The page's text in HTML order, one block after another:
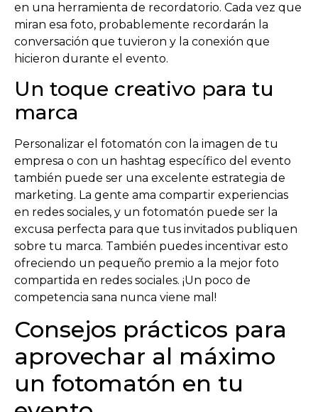
en una herramienta de recordatorio. Cada vez que
miran esa foto, probablemente recordarán la
conversación que tuvieron y la conexión que
hicieron durante el evento.
Un toque creativo para tu
marca
Personalizar el fotomatón con la imagen de tu
empresa o con un hashtag específico del evento
también puede ser una excelente estrategia de
marketing. La gente ama compartir experiencias
en redes sociales, y un fotomatón puede ser la
excusa perfecta para que tus invitados publiquen
sobre tu marca. También puedes incentivar esto
ofreciendo un pequeño premio a la mejor foto
compartida en redes sociales. ¡Un poco de
competencia sana nunca viene mal!
Consejos prácticos para
aprovechar al máximo
un fotomatón en tu